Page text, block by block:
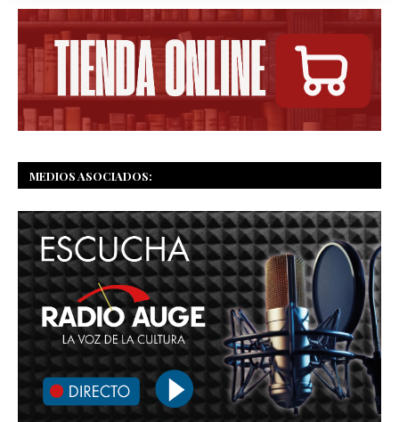
MEDIOS ASOCIADOS: